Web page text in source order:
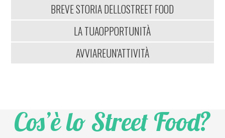
BREVE STORIA DELLOSTREET FOOD
LA TUAOPPORTUNITÀ
AVVIAREUN'ATTIVITÀ
Cos’è lo Street Food?